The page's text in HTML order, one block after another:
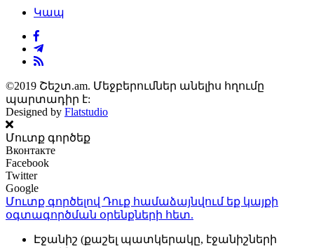
Կապ
©2019 Շեշտ.am. Մեջբերումներ անելիս հղումը
պարտադիր է:
Designed by Flatstudio
Մուտք գործեք
Вконтакте
Facebook
Twitter
Google
Մուտք գործելով Դուք համաձայնվում եք կայքի
օգտագործման օրենքների հետ.
Էջանիշ (քաշել պատկերակը, էջանիշների